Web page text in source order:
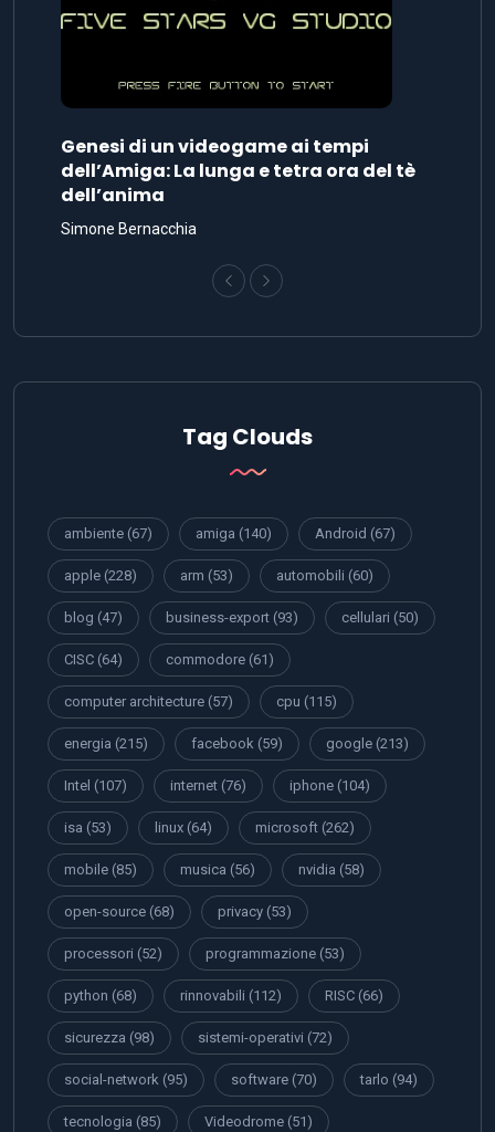
Genesi di un videogame ai tempi
dell’Amiga: La lunga e tetra ora del tè
dell’anima
Simone Bernacchia
Tag Clouds
ambiente (67) amiga (140) Android (67)
apple (228) arm (53) automobili (60)
blog (47) business-export (93) cellulari (50)
CISC (64) commodore (61)
computer architecture (57) cpu (115)
energia (215) facebook (59) google (213)
Intel (107) internet (76) iphone (104)
isa (53) linux (64) microsoft (262)
mobile (85) musica (56) nvidia (58)
open-source (68) privacy (53)
processori (52) programmazione (53)
python (68) rinnovabili (112) RISC (66)
sicurezza (98) sistemi-operativi (72)
social-network (95) software (70) tarlo (94)
tecnologia (85) Videodrome (51)